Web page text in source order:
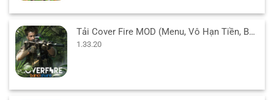
Tải Cover Fire MOD (Menu, Vô Hạn Tiền, Bất Tử, VIP) 1.33.20 APK
1.33.20